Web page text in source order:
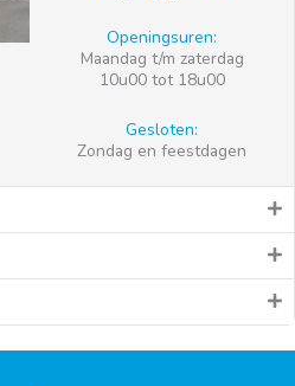
Openingsuren:
Maandag t/m zaterdag
10u00 tot 18u00
Gesloten:
Zondag en feestdagen